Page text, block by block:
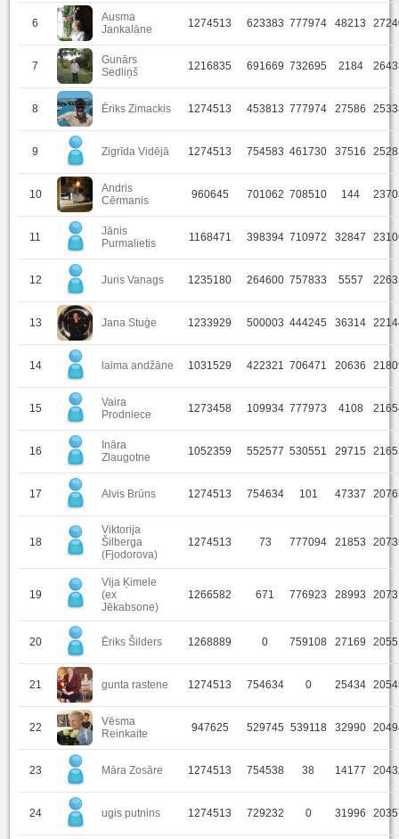
6
Ausma
Jankalāne
1274513 623383 777974 48213
7
Gunārs
Sedliņš
1216835 691669 732695 2184
8 Ēriks Zimackis 1274513 453813 777974 27586
9 Zigrīda Vidējā 1274513 754583 461730 37516
10
Andris
Cērmanis
960645 701062 708510 144
11
Jānis
Purmalietis
1168471 398394 710972 32847
12 Juris Vanags 1235180 264600 757833 5557
13 Jana Stuģe 1233929 500003 444245 36314
14 laima andžāne 1031529 422321 706471 20636
15
Vaira
Prodniece
1273458 109934 777973 4108
16
Ināra
Zlaugotne
1052359 552577 530551 29715
17 Alvis Brūns 1274513 754634 101 47337
18
Viktorija
Šilberga
(Fjodorova)
1274513 73 777094 21853
19
Vija Ķimele
(ex
Jēkabsone)
1266582 671 776923 28993
20 Ēriks Šilders 1268889 0 759108 27169
21 gunta rastene 1274513 754634 0 25434
22
Vēsma
Reinkaite
947625 529745 539118 32990
23 Māra Zosāre 1274513 754538 38 14177
24 ugis putnins 1274513 729232 0 31996